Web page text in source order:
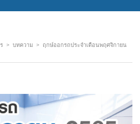
> บทความ > ฤกษ์ออกรถประจำเดือนพฤศจิกายน